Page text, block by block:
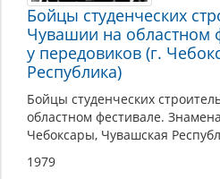
Бойцы студенческих
Чувашии на областном
у передовиков (г.
Республика)
Бойцы студенческих
областном фестивале.
Чебоксары, Чувашская
1979